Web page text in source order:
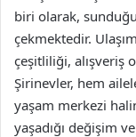
biri olarak,
çekmektedir.
çeşitliliği, alışveriş
Şirinevler, hem
yaşam merkezi
yaşadığı değişim